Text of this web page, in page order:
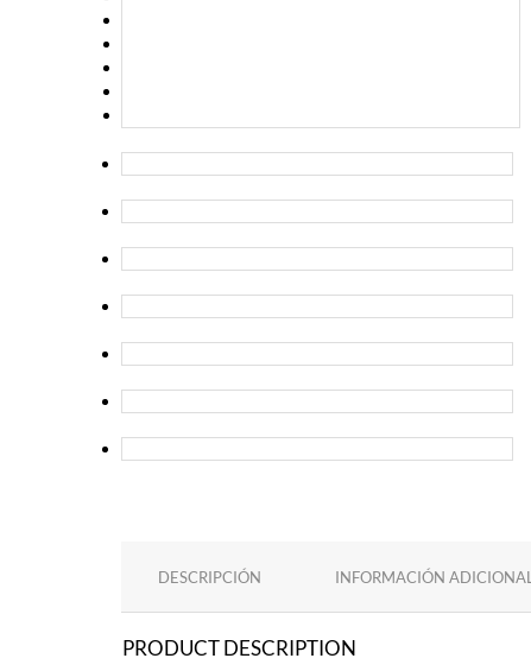
DESCRIPCIÓN INFORMACIÓN ADICIONAL
PRODUCT DESCRIPTION